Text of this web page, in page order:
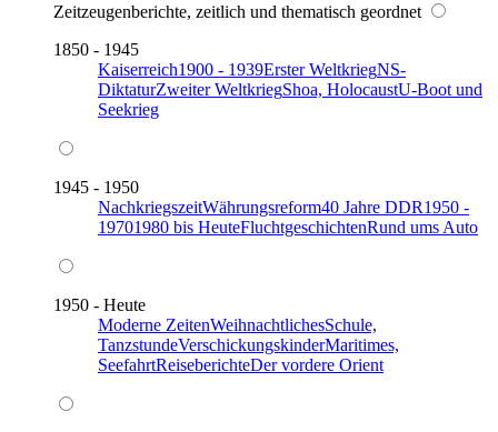
Zeitzeugenberichte, zeitlich und thematisch geordnet
1850 - 1945
Kaiserreich1900 - 1939Erster WeltkriegNS-
DiktaturZweiter WeltkriegShoa, HolocaustU-Boot und
Seekrieg
1945 - 1950
NachkriegszeitWährungsreform40 Jahre DDR1950 -
19701980 bis HeuteFluchtgeschichtenRund ums Auto
1950 - Heute
Moderne ZeitenWeihnachtlichesSchule,
TanzstundeVerschickungskinderMaritimes,
SeefahrtReiseberichteDer vordere Orient